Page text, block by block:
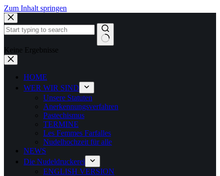
Zum Inhalt springen
Keine Ergebnisse
HOME
WER WIR SIND
Unsere Statuten
Anerkennungsverfahren
Pastechismus
TERMINE
Les Femmes Farfalles
Nudelhochzeit für alle
NEWS
Die Nudeldruckerei
ENGLISH VERSION